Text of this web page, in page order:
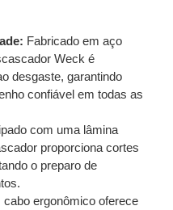
Fabricado em aço
Weck é
desgaste, garantindo
confiável em todas as
com uma lâmina
proporciona cortes
o preparo de
cabo ergonômico oferece